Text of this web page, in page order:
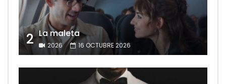
2 La maleta
2026 16 OCTUBRE 2026